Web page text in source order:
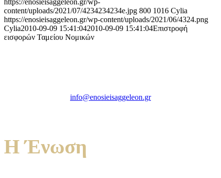
https://enosieisaggeleon.gr/wp-
content/uploads/2021/07/4234234234e.jpg 800 1016 Cylia
https://enosieisaggeleon.gr/wp-content/uploads/2021/06/4324.png
Cylia2010-09-09 15:41:042010-09-09 15:41:04Επιστροφή
εισφορών Ταμείου Νομικών
info@enosieisaggeleon.gr
Η Ένωση